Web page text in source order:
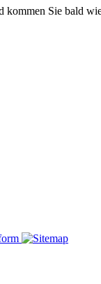
kommen Sie bald